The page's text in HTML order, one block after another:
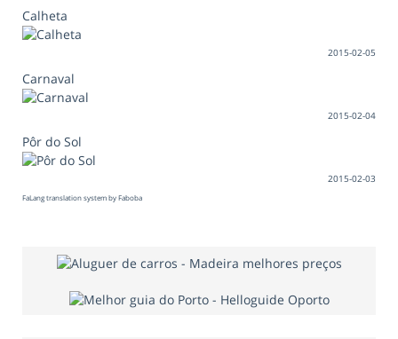
Calheta
2015-02-05
Carnaval
2015-02-04
Pôr do Sol
2015-02-03
FaLang translation system by Faboba